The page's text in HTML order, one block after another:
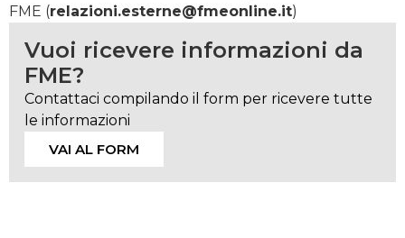
FME (relazioni.esterne@fmeonline.it)
Vuoi ricevere informazioni da
FME?
Contattaci compilando il form per ricevere tutte
le informazioni
VAI AL FORM